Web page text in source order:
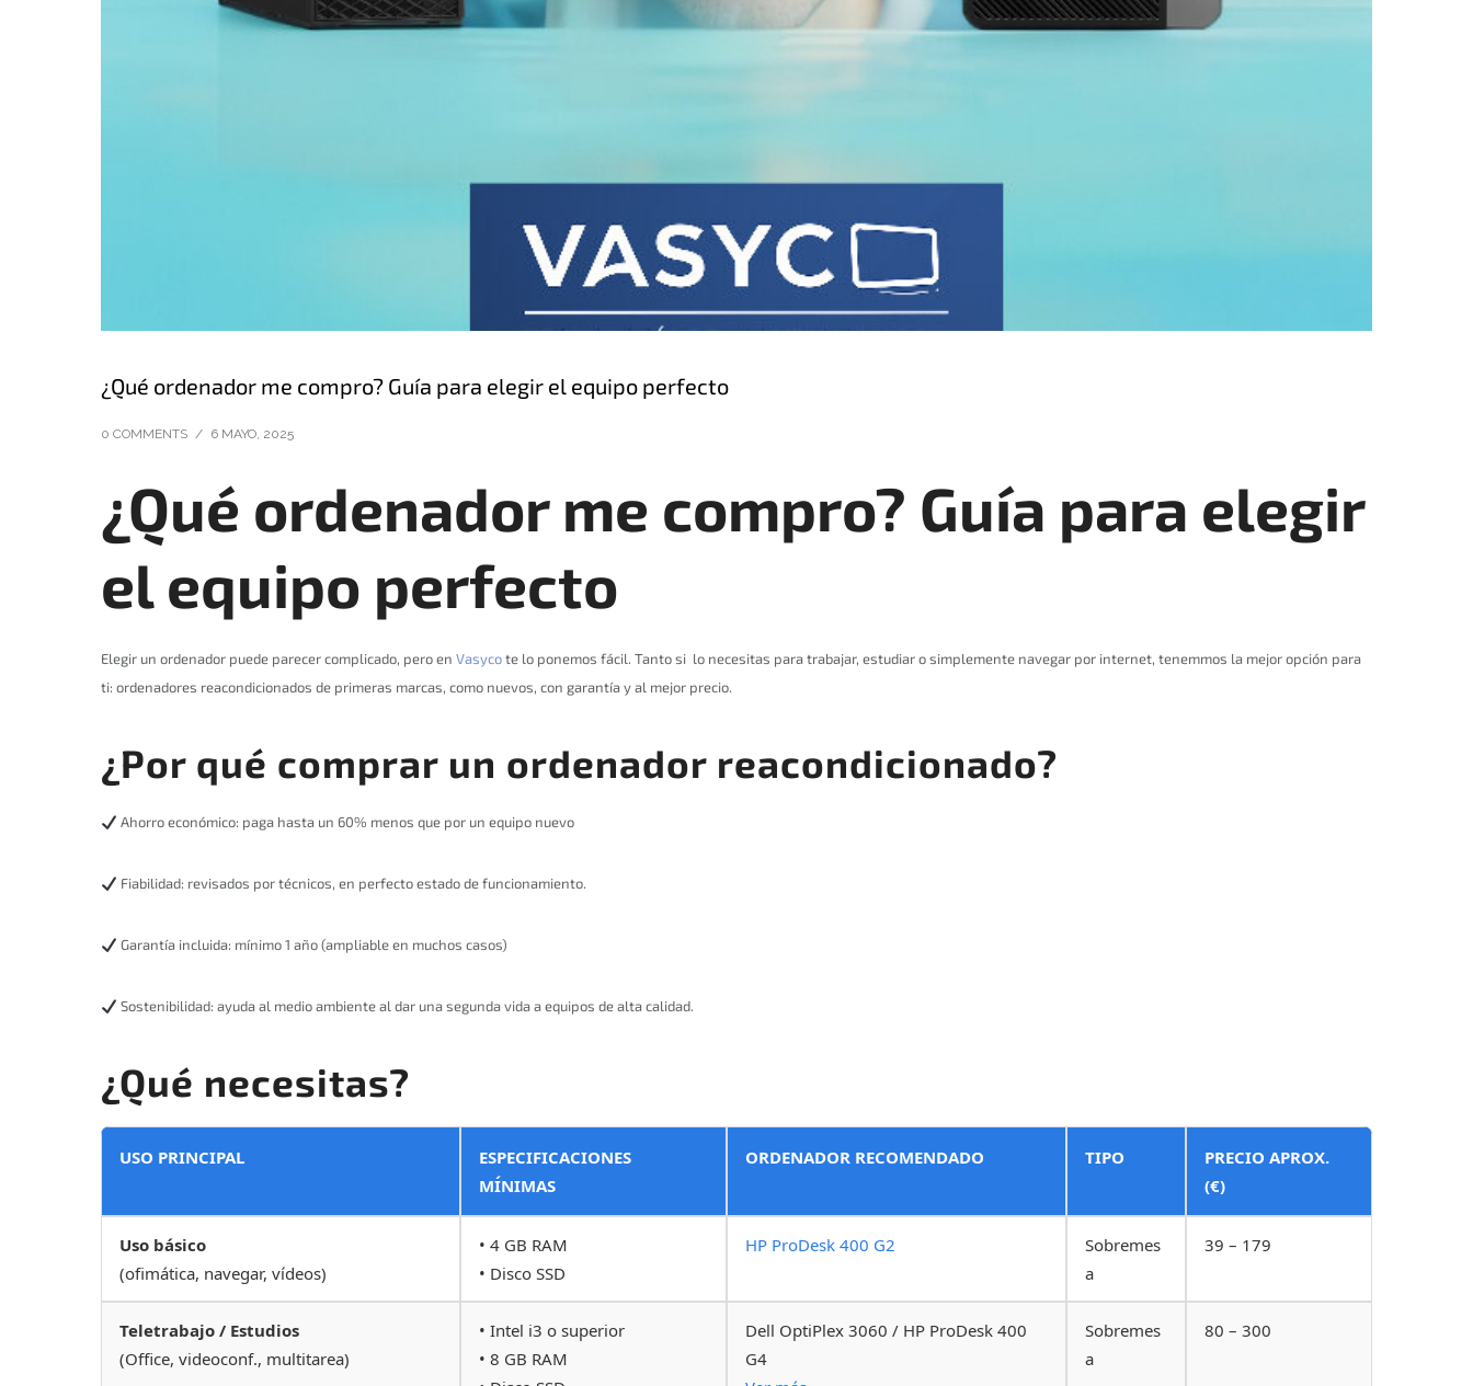
¿Qué ordenador me compro? Guía para elegir el equipo perfecto
0 COMMENTS / 6 MAYO, 2025
¿Qué ordenador me compro? Guía para elegir
el equipo perfecto
Elegir un ordenador puede parecer complicado, pero en Vasycote lo ponemos fácil. Tanto si lo necesitas para trabajar, estudiar o simplemente navegar por internet, tenemmos la mejor opción para
ti: ordenadores reacondicionados de primeras marcas, como nuevos, con garantía y al mejor precio.
¿Por qué comprar un ordenador reacondicionado?
Ahorro económico: paga hasta un 60% menos que por un equipo nuevo
Fiabilidad: revisados por técnicos, en perfecto estado de funcionamiento.
Garantía incluida: mínimo 1 año (ampliable en muchos casos)
Sostenibilidad: ayuda al medio ambiente al dar una segunda vida a equipos de alta calidad.
¿Qué necesitas?
USO PRINCIPAL
ESPECIFICACIONES
MÍNIMAS
ORDENADOR RECOMENDADO TIPO
PRECIO APROX.
(€)
Uso básico
(ofimática, navegar, vídeos)
• 4 GB RAM
• Disco SSD
HP ProDesk 400 G2
Sobremes
a
39 – 179
Teletrabajo / Estudios
(Office, videoconf., multitarea)
• Intel i3 o superior
• 8 GB RAM
Dell OptiPlex 3060 / HP ProDesk 400
G4
Sobremes
a
80 – 300